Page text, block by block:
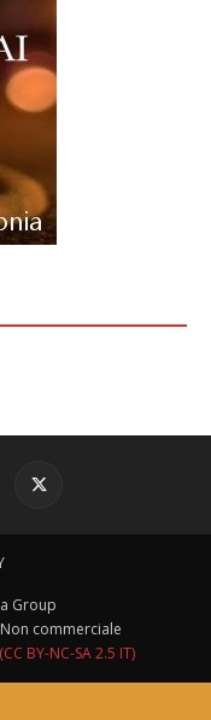
Group
commerciale
BY-NC-SA 2.5 IT)